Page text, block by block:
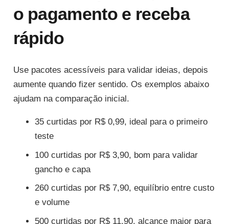
o pagamento e receba
rápido
Use pacotes acessíveis para validar ideias, depois
aumente quando fizer sentido. Os exemplos abaixo
ajudam na comparação inicial.
35 curtidas por R$ 0,99, ideal para o primeiro
teste
100 curtidas por R$ 3,90, bom para validar
gancho e capa
260 curtidas por R$ 7,90, equilíbrio entre custo
e volume
500 curtidas por R$ 11,90, alcance maior para